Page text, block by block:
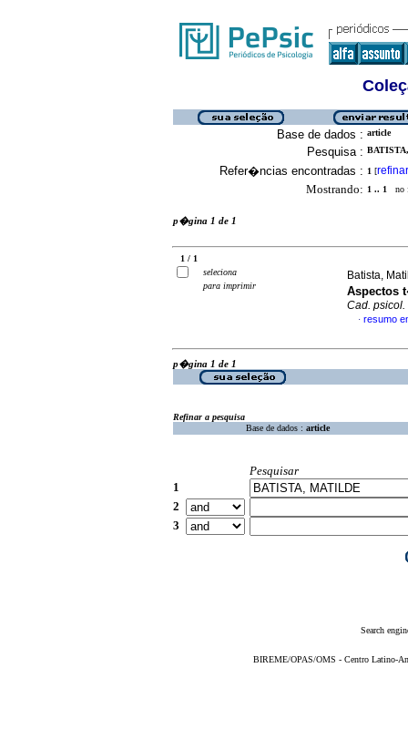
Base de dados : article
Pesquisa :
Refer�ncias encontradas : 1 [refinar
Mostrando: 1 .. 1 no
p�gina 1 de 1
1 / 1
seleciona
para imprimir
Batista,
Aspectos
Cad. psicol.
· resumo
p�gina 1 de 1
Refinar a pesquisa
Base de dados : article
Pesquisar
1
2
3
Search
BIREME/OPAS/OMS - Centro Latino-